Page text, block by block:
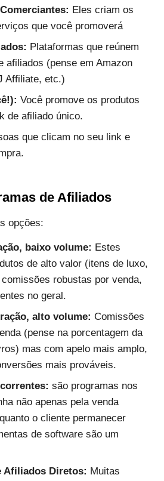
Eles criam os
que você promoverá
Plataformas que reúnem
afiliados (pense em Amazon
Affiliate, etc.)
Você promove os produtos
de afiliado único.
que clicam no seu link e
de Afiliados
opções:
baixo volume: Estes
de alto valor (itens de luxo,
robustas por venda,
no geral.
alto volume: Comissões
(pense na porcentagem da
mas com apelo mais amplo,
mais prováveis.
são programas nos
não apenas pela venda
o cliente permanecer
de software são um
Afiliados Diretos: Muitas